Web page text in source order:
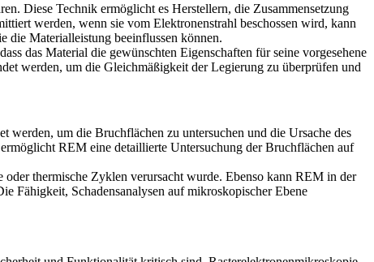
Diese Technik ermöglicht es Herstellern, die Zusammensetzung
werden, wenn sie vom Elektronenstrahl beschossen wird, kann
die Materialleistung beeinflussen können.
das Material die gewünschten Eigenschaften für seine vorgesehene
werden, um die Gleichmäßigkeit der Legierung zu überprüfen und
werden, um die Bruchflächen zu untersuchen und die Ursache des
REM eine detaillierte Untersuchung der Bruchflächen auf
thermische Zyklen verursacht wurde. Ebenso kann REM in der
Fähigkeit, Schadensanalysen auf mikroskopischer Ebene